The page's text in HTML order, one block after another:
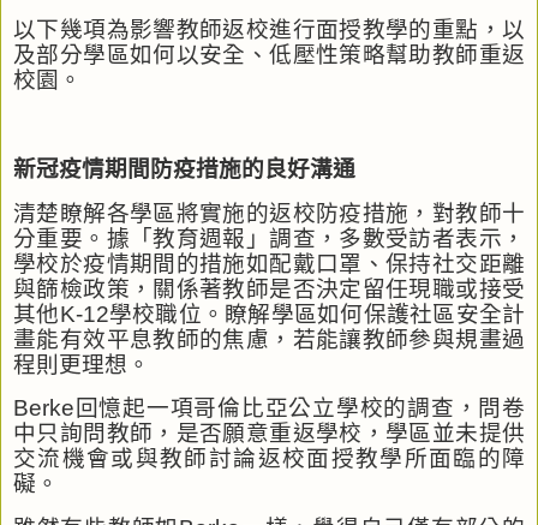
以下幾項為影響教師返校進行面授教學的重點，以
及部分學區如何以安全、低壓性策略幫助教師重返
校園。
新冠疫情期間防疫措施的良好溝通
清楚瞭解各學區將實施的返校防疫措施，對教師十
分重要。據「教育週報」調查，多數受訪者表示，
學校於疫情期間的措施如配戴口罩、保持社交距離
與篩檢政策，關係著教師是否決定留任現職或接受
其他K-12學校職位。瞭解學區如何保護社區安全計
畫能有效平息教師的焦慮，若能讓教師參與規畫過
程則更理想。
Berke 回憶起一項哥倫比亞公立學校的調查，問卷
中只詢問教師，是否願意重返學校，學區並未提供
交流機會或與教師討論返校面授教學所面臨的障
礙。